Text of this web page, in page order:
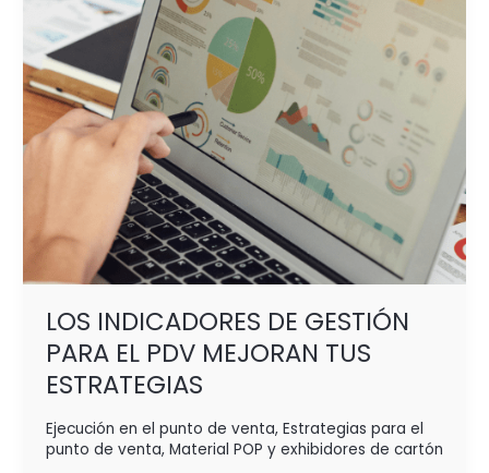
LOS INDICADORES DE GESTIÓN
PARA EL PDV MEJORAN TUS
ESTRATEGIAS
Ejecución en el punto de venta, Estrategias para el
punto de venta, Material POP y exhibidores de cartón
MEJORAN
TUS
ESTRATEGIAS